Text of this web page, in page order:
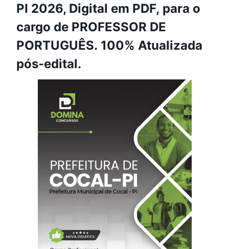
PI 2026, Digital em PDF, para o
cargo de PROFESSOR DE
PORTUGUÊS. 100% Atualizada
pós-edital.